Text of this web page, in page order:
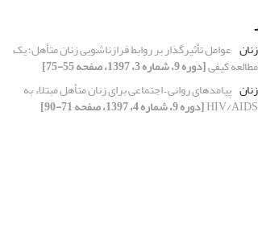
زنان عوامل تأثیرگذار بر روابط فرازناشویی زنان متأهل؛ یک
مطالعه کیفی[دوره 9، شماره 3، 1397، صفحه 55-75]
زنان پیامدهای روانی – اجتماعی برای زنان متأهل مبتلاء به
HIV/AIDS[دوره 9، شماره 4، 1397، صفحه 71-90]